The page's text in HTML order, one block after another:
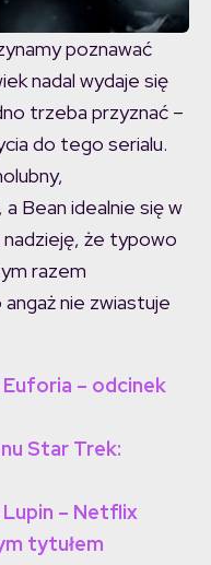
poznawać
nadal wydaje się
trzeba przyznać –
do tego serialu.
Bean idealnie się w
nadzieję, że typowo
razem
angaż nie zwiastuje
– odcinek
Star Trek:
Lupin – Netflix
tytułem